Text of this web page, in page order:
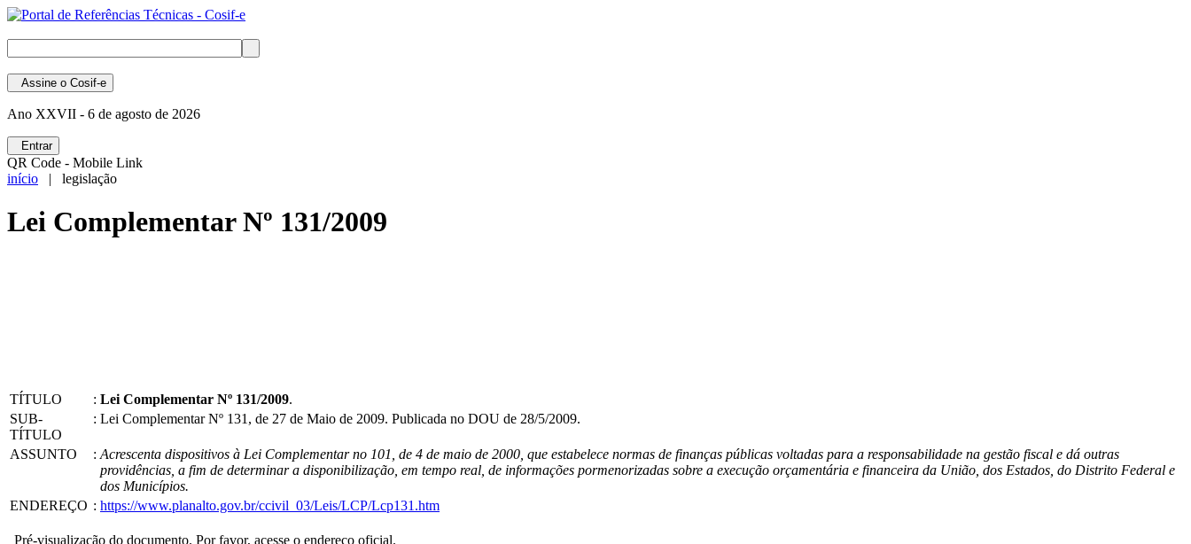
Assine o Cosif-e
Ano XXVII - 6 de agosto de 2026
Entrar
QR Code - Mobile Link
início | legislação
Lei Complementar Nº 131/2009
TÍTULO : Lei Complementar Nº 131/2009.
SUB-
TÍTULO
: Lei Complementar Nº 131, de 27 de Maio de 2009. Publicada no DOU de 28/5/2009.
ASSUNTO : Acrescenta dispositivos à Lei Complementar no 101, de 4 de maio de 2000, que estabelece normas de finanças públicas voltadas para a responsabilidade na gestão fiscal e dá outras
providências, a fim de determinar a disponibilização, em tempo real, de informações pormenorizadas sobre a execução orçamentária e financeira da União, dos Estados, do Distrito Federal e
dos Municípios.
ENDEREÇO : https://www.planalto.gov.br/ccivil_03/Leis/LCP/Lcp131.htm
Pré-visualização do documento. Por favor, acesse o endereço oficial.